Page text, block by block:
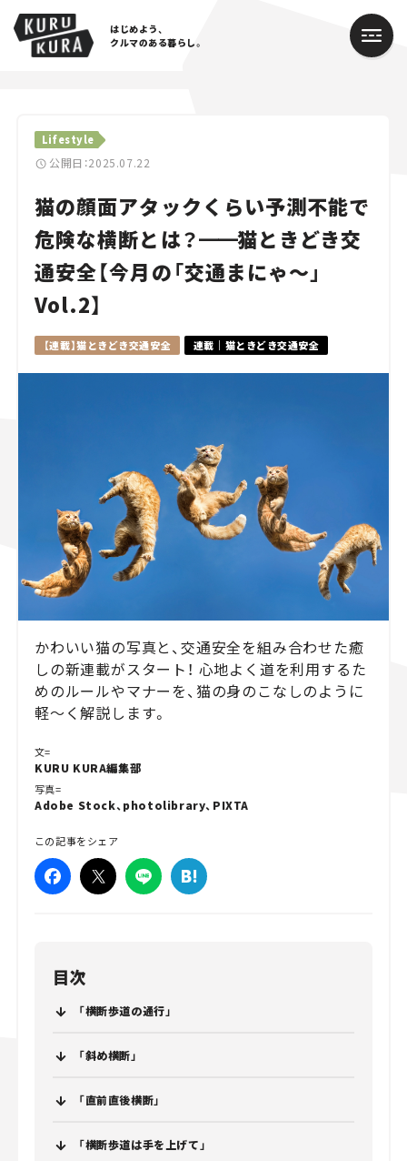
はじめよう、
クルマのある暮らし。
Lifestyle
公開日：2025.07.22
猫の顔面アタックくらい予測不能で
危険な横断とは？━━猫ときどき交
通安全【今月の「交通まにゃ～」
Vol.2】
【連載】猫ときどき交通安全 連載｜猫ときどき交通安全
かわいい猫の写真と、交通安全を組み合わせた癒
しの新連載がスタート！ 心地よく道を利用するた
めのルールやマナーを、猫の身のこなしのように
軽～く解説します。
文=
KURU KURA編集部
写真=
Adobe Stock、photolibrary、PIXTA
この記事をシェア
目次
「横断歩道の通行」
「斜め横断」
「直前直後横断」
「横断歩道は手を上げて」
Cars
Lifestyle
Traffic
Special
Series
Campaign
マツダ ロードスター｜Mazda Roadster